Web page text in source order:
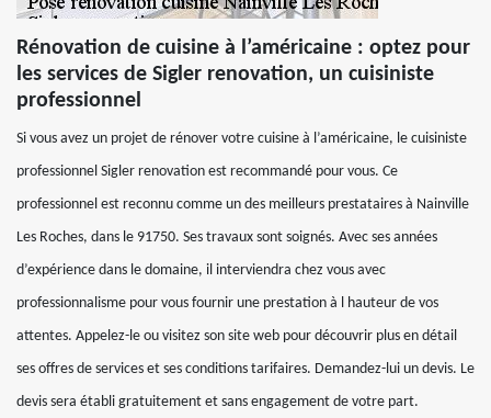
Rénovation de cuisine à l’américaine : optez pour
les services de Sigler renovation, un cuisiniste
professionnel
Si vous avez un projet de rénover votre cuisine à l’américaine, le cuisiniste
professionnel Sigler renovation est recommandé pour vous. Ce
professionnel est reconnu comme un des meilleurs prestataires à Nainville
Les Roches, dans le 91750. Ses travaux sont soignés. Avec ses années
d’expérience dans le domaine, il interviendra chez vous avec
professionnalisme pour vous fournir une prestation à l hauteur de vos
attentes. Appelez-le ou visitez son site web pour découvrir plus en détail
ses offres de services et ses conditions tarifaires. Demandez-lui un devis. Le
devis sera établi gratuitement et sans engagement de votre part.